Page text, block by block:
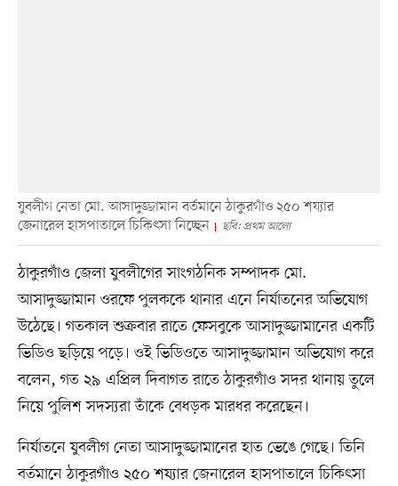
যুবলীগ নেতা মো. আসাদুজ্জামান বর্তমানে ঠাকুরগাঁও ২৫০ শয্যার
জেনারেল হাসপাতালে চিকিৎসা নিচ্ছেন
ছবি: প্রথম আলো
ঠাকুরগাঁও জেলা যুবলীগের সাংগঠনিক সম্পাদক মো.
আসাদুজ্জামান ওরফে পুলককে থানার এনে নির্যাতনের অভিযোগ
উঠেছে। গতকাল শুক্রবার রাতে ফেসবুকে আসাদুজ্জামানের একটি
ভিডিও ছড়িয়ে পড়ে। ওই ভিডিওতে আসাদুজ্জামান অভিযোগ করে
বলেন, গত ২৯ এপ্রিল দিবাগত রাতে ঠাকুরগাঁও সদর থানায় তুলে
নিয়ে পুলিশ সদস্যরা তাঁকে বেধড়ক মারধর করেছেন।
নির্যাতনে যুবলীগ নেতা আসাদুজ্জামানের হাত ভেঙে গেছে। তিনি
বর্তমানে ঠাকুরগাঁও ২৫০ শয্যার জেনারেল হাসপাতালে চিকিৎসা